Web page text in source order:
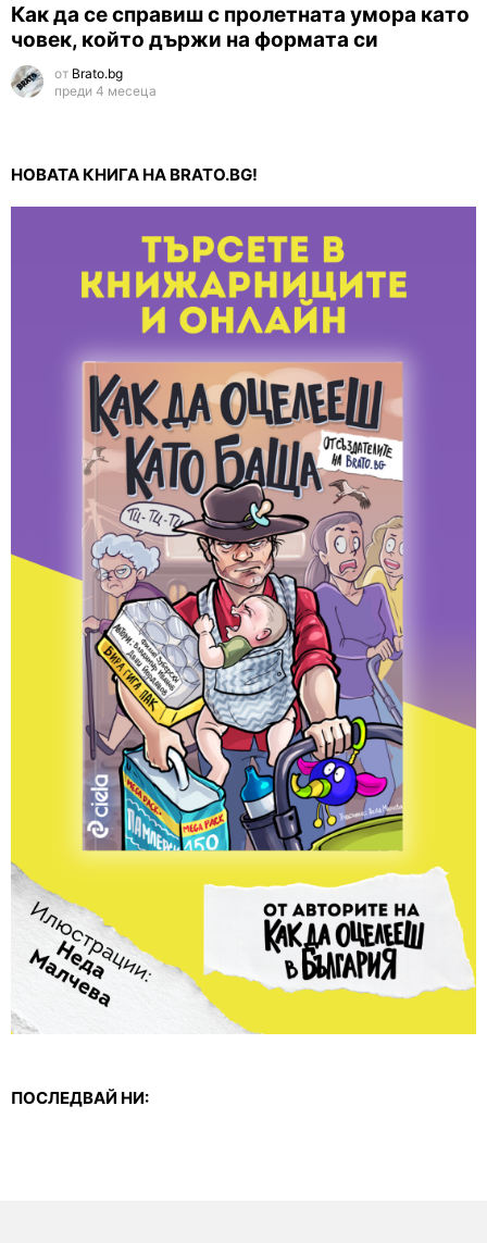
Как да се справиш с пролетната умора като
човек, който държи на формата си
от Brato.bg
преди 4 месеца
НОВАТА КНИГА НА BRATO.BG!
ПОСЛЕДВАЙ НИ: